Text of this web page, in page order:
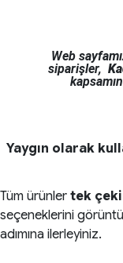
Web
siparişler,
Yaygın olarak
Tüm ürünler tek
seçeneklerini
adımına ilerleyiniz.